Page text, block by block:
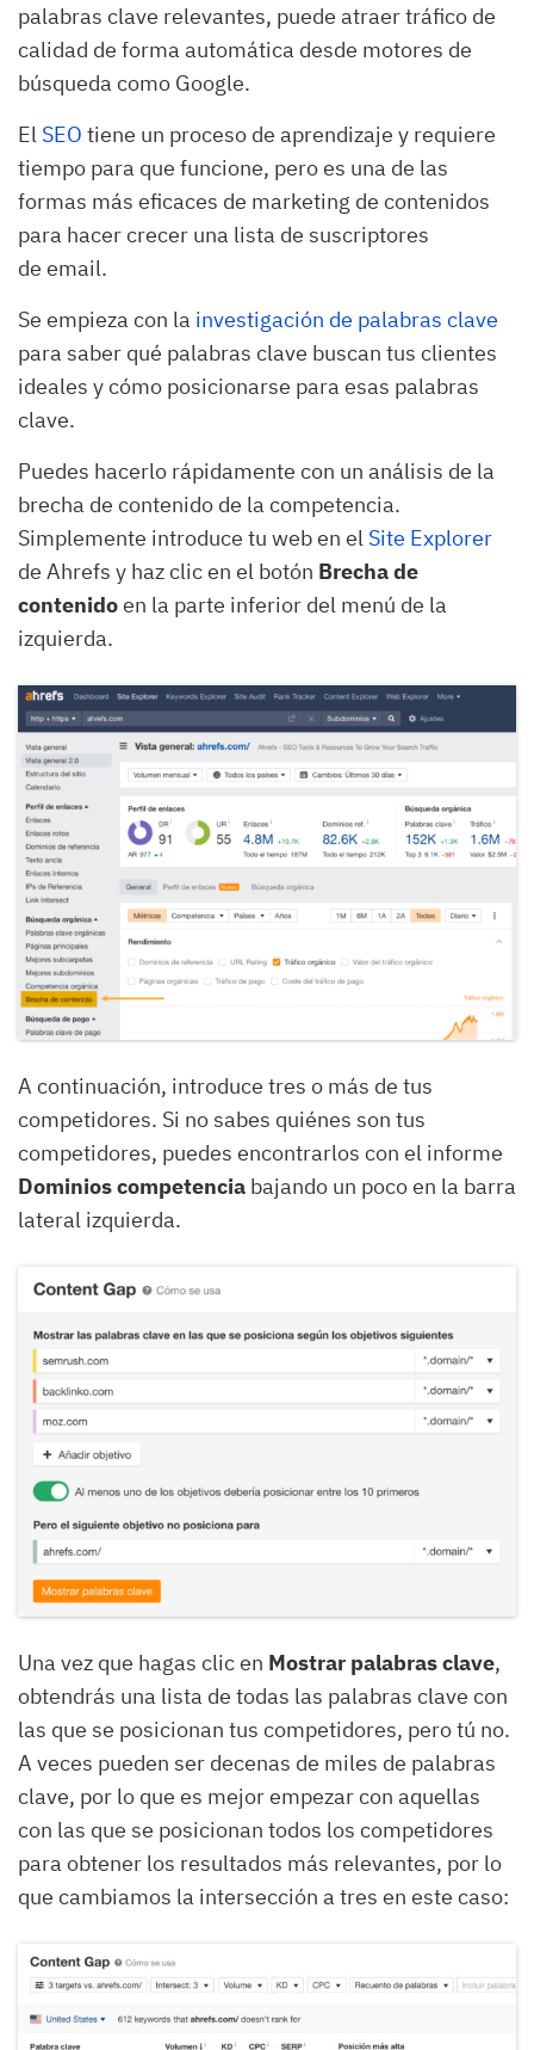
palabras clave relevantes, puede atraer tráfico de
calidad de forma automática desde motores de
búsqueda como Google.
El SEO tiene un proceso de aprendizaje y requiere
tiempo para que funcione, pero es una de las
formas más eficaces de marketing de contenidos
para hacer crecer una lista de suscriptores
de email.
Se empieza con la investigación de palabras clave
para saber qué palabras clave buscan tus clientes
ideales y cómo posicionarse para esas palabras
clave.
Puedes hacerlo rápidamente con un análisis de la
brecha de contenido de la competencia.
Simplemente introduce tu web en el Site Explorer
de Ahrefs y haz clic en el botón Brecha de
contenidoen la parte inferior del menú de la
izquierda.
A continuación, introduce tres o más de tus
competidores. Si no sabes quiénes son tus
competidores, puedes encontrarlos con el informe
Dominios competencia bajando un poco en la barra
lateral izquierda.
Una vez que hagas clic en Mostrar palabras clave,
obtendrás una lista de todas las palabras clave con
las que se posicionan tus competidores, pero tú no.
A veces pueden ser decenas de miles de palabras
clave, por lo que es mejor empezar con aquellas
con las que se posicionan todos los competidores
para obtener los resultados más relevantes, por lo
que cambiamos la intersección a tres en este caso: